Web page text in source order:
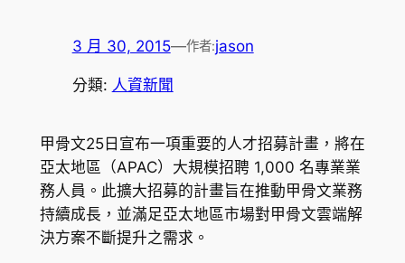
3 月 30, 2015—作者:jason
分類: 人資新聞
甲骨文25日宣布一項重要的人才招募計畫，將在
亞太地區（APAC）大規模招聘 1,000 名專業業
務人員。此擴大招募的計畫旨在推動甲骨文業務
持續成長，並滿足亞太地區市場對甲骨文雲端解
決方案不斷提升之需求。